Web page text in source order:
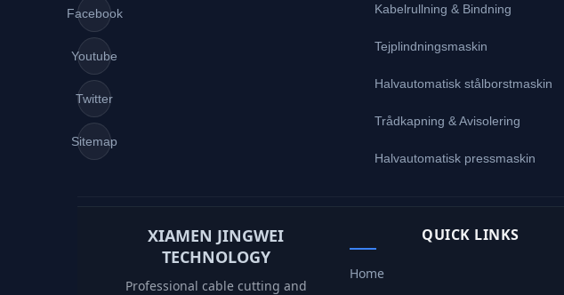
Facebook
Youtube
Twitter
Sitemap
Kabelrullning & Bindning
Tejplindningsmaskin
Halvautomatisk stålborstmaskin
Trådkapning & Avisolering
Halvautomatisk pressmaskin
XIAMEN JINGWEI
TECHNOLOGY
Professional cable cutting and
QUICK LINKS
Home